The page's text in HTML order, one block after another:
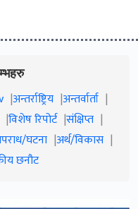
अन्तर्राष्ट्रिय अन्तर्वार्ता
विशेष रिपोर्ट संक्षिप्त
घटना अर्थ/विकास
छनौट